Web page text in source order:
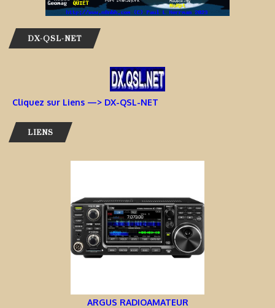
DX-QSL-NET
Cliquez sur Liens —> DX-QSL-NET
LIENS
ARGUS RADIOAMATEUR